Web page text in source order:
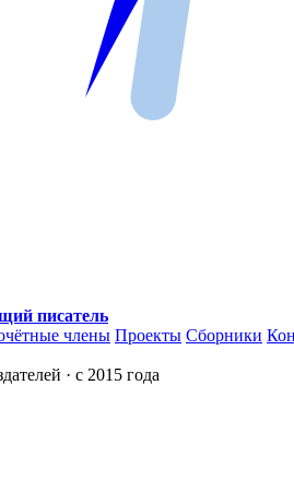
писатель
члены Проекты Сборники
· с 2015 года